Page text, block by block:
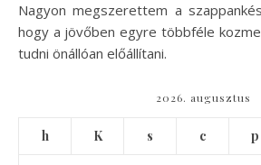
Nagyon megszerettem a
hogy a jövőben egyre többféle
tudni önállóan előállítani.
2026. augusztus
h K s c p